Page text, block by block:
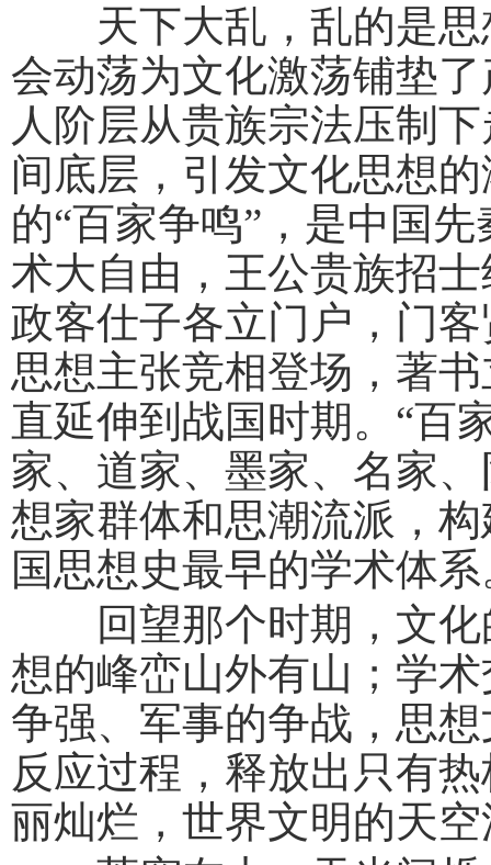
天下大乱，乱的是思
会动荡为文化激荡铺垫
人阶层从贵族宗法压制
间底层，引发文化思想
的“百家争鸣”，是中国
术大自由，王公贵族招
政客仕子各立门户，门
思想主张竞相登场，著
直延伸到战国时期。“百
家、道家、墨家、名家
想家群体和思潮流派，
国思想史最早的学术体
回望那个时期，文化
想的峰峦山外有山；学
争强、军事的争战，思
反应过程，释放出只有
丽灿烂，世界文明的天